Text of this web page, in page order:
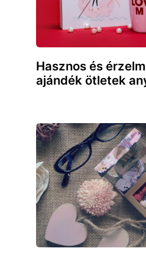
Hasznos és
ajándék ötletek